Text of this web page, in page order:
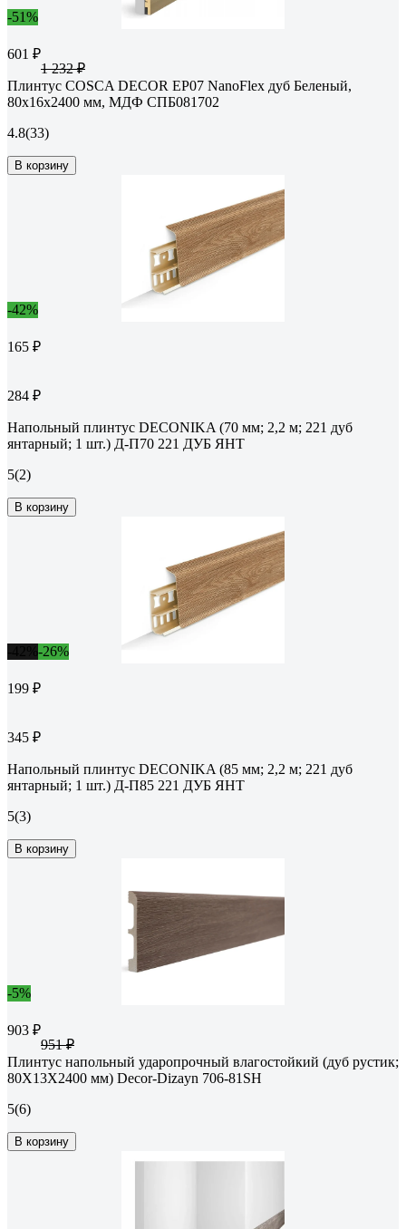
-51%
601 ₽
1 232 ₽
Плинтус COSCA DECOR ЕP07 NanoFlex дуб Беленый,
80x16x2400 мм, МДФ СПБ081702
4.8(33)
В корзину
-42%
165 ₽
284 ₽
Напольный плинтус DECONIKA (70 мм; 2,2 м; 221 дуб
янтарный; 1 шт.) Д-П70 221 ДУБ ЯНТ
5(2)
В корзину
-26%
199 ₽
345 ₽
Напольный плинтус DECONIKA (85 мм; 2,2 м; 221 дуб
янтарный; 1 шт.) Д-П85 221 ДУБ ЯНТ
5(3)
В корзину
-5%
903 ₽
951 ₽
Плинтус напольный ударопрочный влагостойкий (дуб рустик;
80Х13Х2400 мм) Decor-Dizayn 706-81SH
5(6)
В корзину